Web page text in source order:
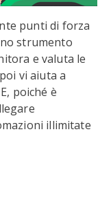
punti di forza
strumento
e valuta le
vi aiuta a
poiché è
illimitate